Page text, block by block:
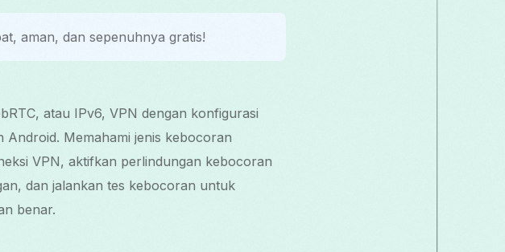
aman, dan sepenuhnya gratis!
atau IPv6, VPN dengan konfigurasi
Android. Memahami jenis kebocoran
VPN, aktifkan perlindungan kebocoran
dan jalankan tes kebocoran untuk
benar.